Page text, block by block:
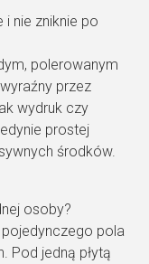
nie zniknie po
polerowanym
przez
wydruk czy
prostej
środków.
osoby?
pojedynczego pola
Pod jedną płytą